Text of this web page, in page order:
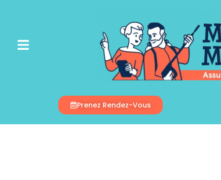
Appelez-Nous
Prenez Rendez-Vous